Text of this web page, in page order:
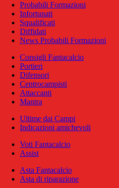
Probabili Formazioni
Infortunati
Squalificati
Diffidati
News Probabili Formazioni
Consigli Fantacalcio
Portieri
Difensori
Centrocampisti
Attaccanti
Mantra
Ultime dai Campi
Indicazioni amichevoli
Voti Fantacalcio
Assist
Asta Fantacalcio
Asta di riparazione